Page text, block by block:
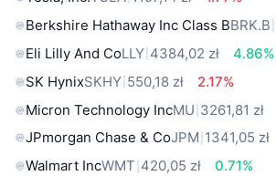
Berkshire Hathaway Inc Class BBRK.B
Eli Lilly And CoLLY 4384,02 zł
4.86%
SK HynixSKHY 550,18 zł
2.17%
Micron Technology IncMU 3261,81 zł
JPmorgan Chase & CoJPM 1341,05 zł
Walmart IncWMT 420,05 zł 0.71%